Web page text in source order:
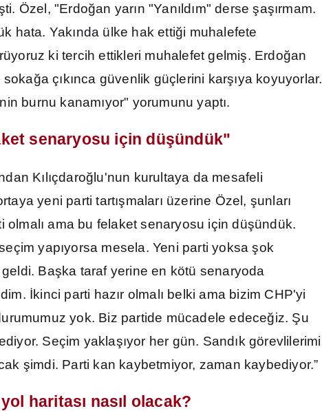
ti. Özel, "Erdoğan yarın "Yanı ldım" derseşaşırmam.
hata. Yakında ülke hak ettiği muhalefete
ki tercih ettikleri muhalefet gelmiş. Erdoğan
sokağa çı kınca güvenlik güçlerini karşıya koyuyorlar.
burnu kanamıyor" yorumunu yaptı.
senaryosu için düşündük"
Kı ıçdaroğ lu'nun kurultaya da mesafeli
yeni parti tartışmaları üzerine Özel, şunları
olmal ı ama bu felaket senaryosu için düşündük.
yapıyorsa mesela. Yeni parti yoksaşok
Başka taraf yerine en kötü senaryoda
İkinci parti hazır olmal ı belki ama bizim CHP'yi
yok. Biz partide mücadele edeceğiz. Şu
Seçim yaklaşıyor her gün. Sandı k görevlilerimi
şimdi. Parti kan kaybetmiyor, zaman kaybediyor.”
haritası nasıl olacak?